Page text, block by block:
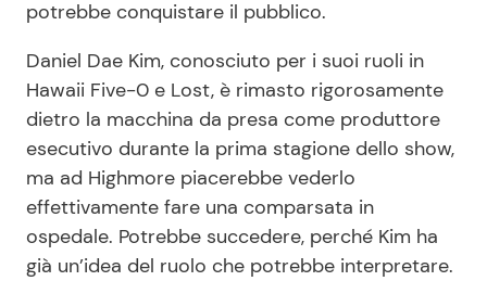
potrebbe conquistare il pubblico.
Daniel Dae Kim, conosciuto per i suoi ruoli in
Hawaii Five-0 e Lost, è rimasto rigorosamente
dietro la macchina da presa come produttore
esecutivo durante la prima stagione dello show,
ma ad Highmore piacerebbe vederlo
effettivamente fare una comparsata in
ospedale. Potrebbe succedere, perché Kim ha
già un’idea del ruolo che potrebbe interpretare.